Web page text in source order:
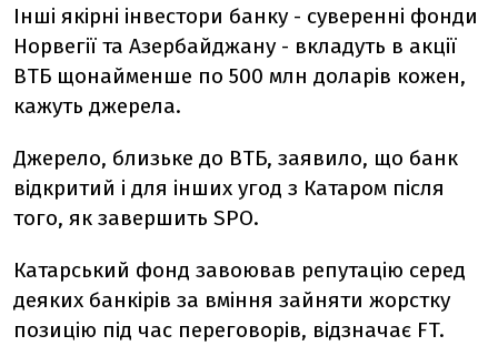
Інші якірні інвестори банку - суверенні фонди
Норвегії та Азербайджану - вкладуть в акції
ВТБ щонайменше по 500 млн доларів кожен,
кажуть джерела.
Джерело, близьке до ВТБ, заявило, що банк
відкритий і для інших угод з Катаром після
того, як завершить SPO.
Катарський фонд завоював репутацію серед
деяких банкірів за вміння зайняти жорстку
позицію під час переговорів, відзначає FT.